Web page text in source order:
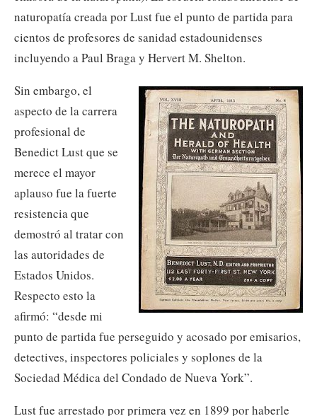
naturopatía creada por Lust fue el punto de partida para
cientos de profesores de sanidad estadounidenses
incluyendo a Paul Braga y Hervert M. Shelton.
Sin embargo, el
aspecto de la carrera
profesional de
Benedict Lust que se
merece el mayor
aplauso fue la fuerte
resistencia que
demostró al tratar con
las autoridades de
Estados Unidos.
Respecto esto la
afirmó: “desde mi
punto de partida fue perseguido y acosado por emisarios,
detectives, inspectores policiales y soplones de la
Sociedad Médica del Condado de Nueva York”.
Lust fue arrestado por primera vez en 1899 por haberle